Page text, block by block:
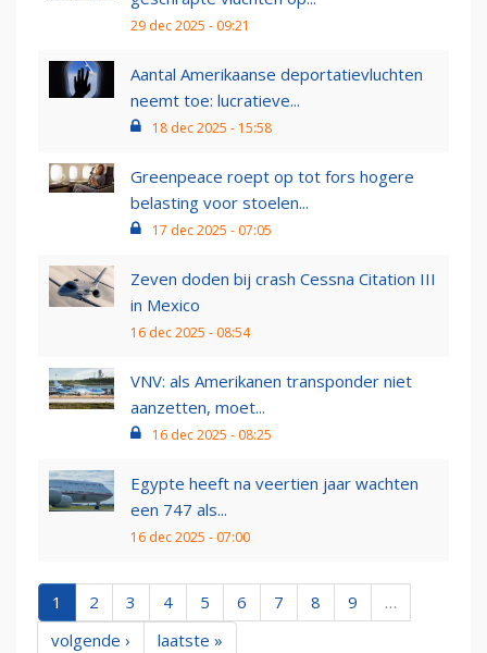
29 dec 2025 - 09:21
Aantal Amerikaanse deportatievluchten
neemt toe: lucratieve...
18 dec 2025 - 15:58
Greenpeace roept op tot fors hogere
belasting voor stoelen...
17 dec 2025 - 07:05
Zeven doden bij crash Cessna Citation III
in Mexico
16 dec 2025 - 08:54
VNV: als Amerikanen transponder niet
aanzetten, moet...
16 dec 2025 - 08:25
Egypte heeft na veertien jaar wachten
een 747 als...
16 dec 2025 - 07:00
1 2 3 4 5 6 7 8 9
…
volgende ›
laatste »